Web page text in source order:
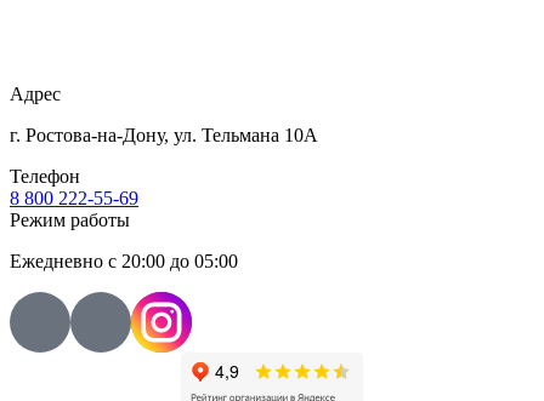
Адрес
г. Ростова‑на‑Дону, ул. Тельмана 10А
Телефон
8 800 222-55-69
Режим работы
Ежедневно с 20:00 до 05:00